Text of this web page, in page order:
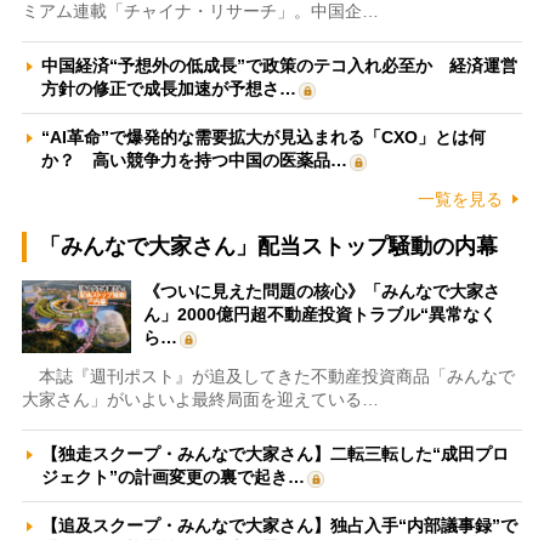
ミアム連載「チャイナ・リサーチ」。中国企…
中国経済“予想外の低成長”で政策のテコ入れ必至か 経済運営
方針の修正で成長加速が予想さ…
“AI革命”で爆発的な需要拡大が見込まれる「CXO」とは何
か？ 高い競争力を持つ中国の医薬品…
一覧を見る
「みんなで大家さん」配当ストップ騒動の内幕
《ついに見えた問題の核心》「みんなで大家さ
ん」2000億円超不動産投資トラブル“異常なく
ら…
本誌『週刊ポスト』が追及してきた不動産投資商品「みんなで
大家さん」がいよいよ最終局面を迎えている…
【独走スクープ・みんなで大家さん】二転三転した“成田プロ
ジェクト”の計画変更の裏で起き…
【追及スクープ・みんなで大家さん】独占入手“内部議事録”で